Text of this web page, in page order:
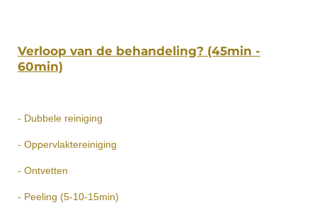
Verloop van de behandeling? (45min -
60min)
- Dubbele reiniging
- Oppervlaktereiniging
- Ontvetten
- Peeling (5-10-15min)